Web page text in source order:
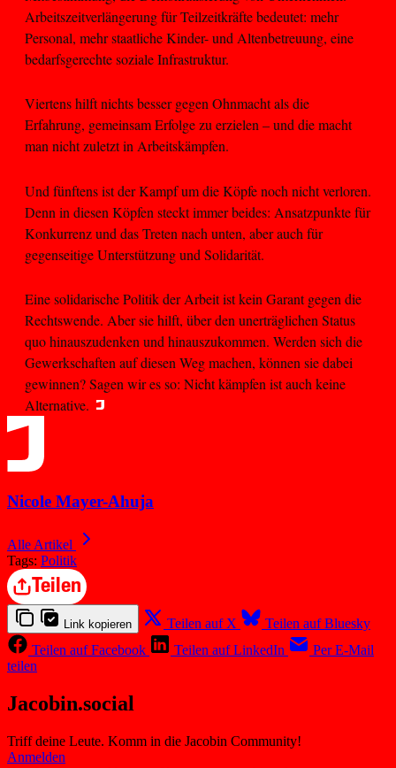
Arbeitszeitverlängerung für Teilzeitkräfte bedeutet: mehr
Personal, mehr staatliche Kinder- und Altenbetreuung, eine
bedarfsgerechte soziale Infrastruktur.
Viertens hilft nichts besser gegen Ohnmacht als die
Erfahrung, gemeinsam Erfolge zu erzielen – und die macht
man nicht zuletzt in Arbeitskämpfen.
Und fünftens ist der Kampf um die Köpfe noch nicht verloren.
Denn in diesen Köpfen steckt immer beides: Ansatzpunkte für
Konkurrenz und das Treten nach unten, aber auch für
gegenseitige Unterstützung und Solidarität.
Eine solidarische Politik der Arbeit ist kein Garant gegen die
Rechtswende. Aber sie hilft, über den unerträglichen Status
quo hinauszudenken und hinauszukommen. Werden sich die
Gewerkschaften auf diesen Weg machen, können sie dabei
gewinnen? Sagen wir es so: Nicht kämpfen ist auch keine
Alternative.
Nicole Mayer-Ahuja
Alle Artikel
Tags: Politik
Teilen
Link kopieren Teilen auf X
Teilen auf Bluesky
Teilen auf Facebook
Teilen auf LinkedIn
Per E-Mail
teilen
Jacobin.social
Triff deine Leute. Komm in die Jacobin Community!